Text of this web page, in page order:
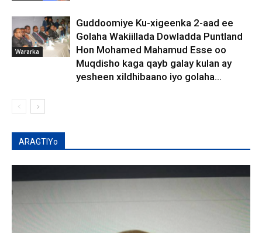
Wararka
Guddoomiye Ku-xigeenka 2-aad ee
Golaha Wakiillada Dowladda Puntland
Hon Mohamed Mahamud Esse oo
Muqdisho kaga qayb galay kulan ay
yesheen xildhibaano iyo golaha...
ARAGTIYo